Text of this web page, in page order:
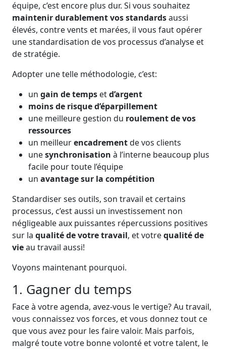
équipe, c’est encore plus dur. Si vous souhaitez
maintenir durablement vos standardsaussi
élevés, contre vents et marées, il vous faut opérer
une standardisation de vos processus d’analyse et
de stratégie.
Adopter une telle méthodologie, c’est:
un gain de temps etd’argent
moins de risque d’éparpillement
une meilleure gestion du roulement de vos
ressources
un meilleurencadrementde vos clients
unesynchronisation à l’interne beaucoup plus
facile pour toute l’équipe
un avantage sur la compétition
Standardiser ses outils, son travail et certains
processus, c’est aussi un investissement non
négligeable aux puissantes répercussions positives
sur la qualité de votre travail, et votrequalité de
vieau travail aussi!
Voyons maintenant pourquoi.
1. Gagner du temps
Face à votre agenda, avez-vous le vertige? Au travail,
vous connaissez vos forces, et vous donnez tout ce
que vous avez pour les faire valoir. Mais parfois,
malgré toute votre bonne volonté et votre talent, le